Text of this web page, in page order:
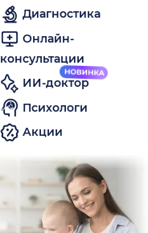
Диагностика
Онлайн-
консультации
ИИ-доктор
Психологи
Акции